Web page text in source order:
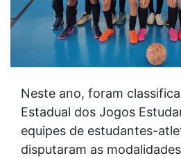
Neste ano, foram
Estadual dos Jogos
equipes de estudantes-
disputaram as